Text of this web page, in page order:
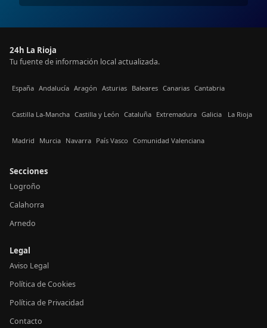
24h La Rioja
Tu fuente de información local actualizada.
España Andalucía Aragón Asturias Baleares Canarias Cantabria
Castilla La-Mancha Castilla y León Cataluña Extremadura Galicia La Rioja
Madrid Murcia Navarra País Vasco Comunidad Valenciana
Secciones
Logroño
Calahorra
Arnedo
Legal
Aviso Legal
Política de Cookies
Política de Privacidad
Contacto